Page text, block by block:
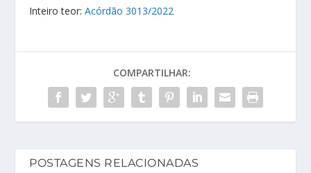
Inteiro teor: Acórdão 3013/2022
COMPARTILHAR:
POSTAGENS RELACIONADAS